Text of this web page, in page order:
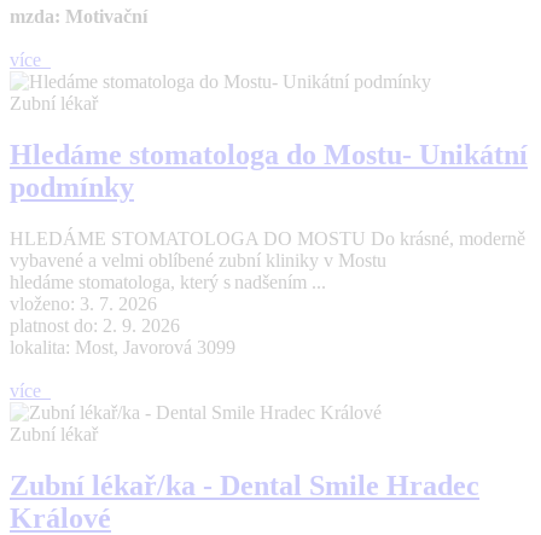
mzda: Motivační
více
Zubní lékař
Hledáme stomatologa do Mostu- Unikátní
podmínky
HLEDÁME STOMATOLOGA DO MOSTU Do krásné, moderně
vybavené a velmi oblíbené zubní kliniky v Mostu
hledáme stomatologa, který s nadšením ...
vloženo: 3. 7. 2026
platnost do: 2. 9. 2026
lokalita: Most, Javorová 3099
více
Zubní lékař
Zubní lékař/ka - Dental Smile Hradec
Králové